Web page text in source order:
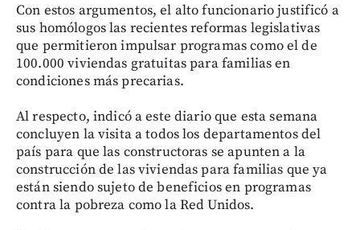
Con estos argumentos, el alto funcionario justificó a
sus homólogos las recientes reformas legislativas
que permitieron impulsar programas como el de
100.000 viviendas gratuitas para familias en
condiciones más precarias.
Al respecto, indicó a este diario que esta semana
concluyen la visita a todos los departamentos del
país para que las constructoras se apunten a la
construcción de las viviendas para familias que ya
están siendo sujeto de beneficios en programas
contra la pobreza como la Red Unidos.